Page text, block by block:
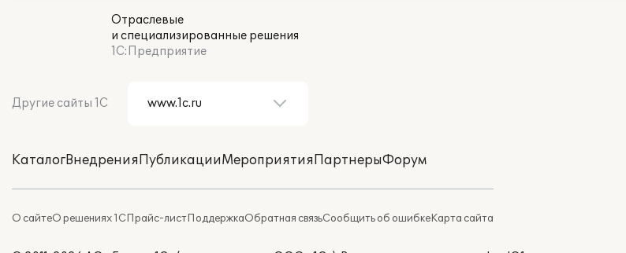
Отраслевые
и специализированные решения
1С:Предприятие
Другие сайты 1С
КаталогВнедренияПубликацииМероприятияПартнерыФорум
О сайтеО решениях 1СПрайс-листПоддержкаОбратная связьСообщить об ошибкеКарта сайта